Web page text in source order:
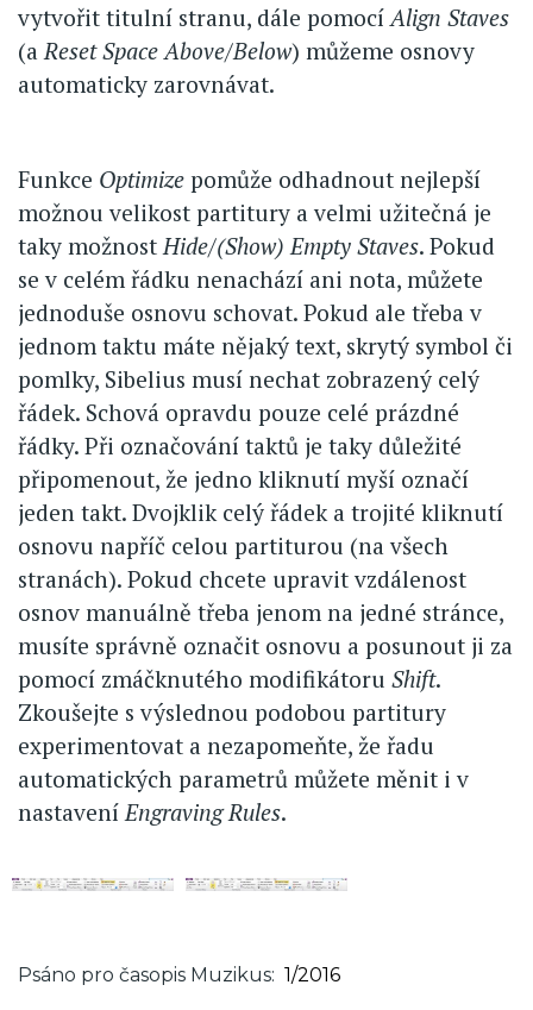
vytvořit titulní stranu, dále pomocí Align Staves
(a Reset Space Above/Below) můžeme osnovy
automaticky zarovnávat.
Funkce Optimize pomůže odhadnout nejlepší
možnou velikost partitury a velmi užitečná je
taky možnost Hide/(Show) Empty Staves. Pokud
se v celém řádku nenachází ani nota, můžete
jednoduše osnovu schovat. Pokud ale třeba v
jednom taktu máte nějaký text, skrytý symbol či
pomlky, Sibelius musí nechat zobrazený celý
řádek. Schová opravdu pouze celé prázdné
řádky. Při označování taktů je taky důležité
připomenout, že jedno kliknutí myší označí
jeden takt. Dvojklik celý řádek a trojité kliknutí
osnovu napříč celou partiturou (na všech
stranách). Pokud chcete upravit vzdálenost
osnov manuálně třeba jenom na jedné stránce,
musíte správně označit osnovu a posunout ji za
pomocí zmáčknutého modifikátoru Shift.
Zkoušejte s výslednou podobou partitury
experimentovat a nezapomeňte, že řadu
automatických parametrů můžete měnit i v
nastavení Engraving Rules.
Psáno pro časopis Muzikus 1/2016